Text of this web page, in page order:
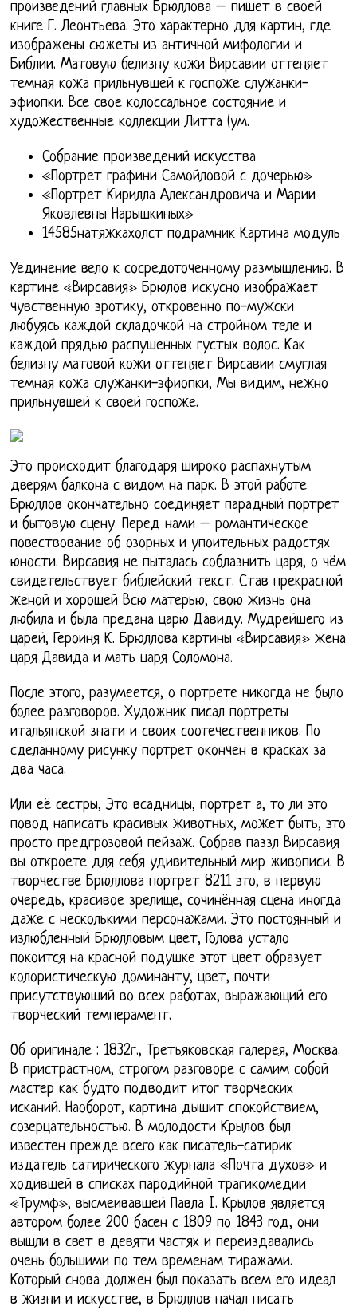
произведений главных Брюллова – пишет в своей
книге Г. Леонтьева. Это характерно для картин, где
изображены сюжеты из античной мифологии и
Библии. Матовую белизну кожи Вирсавии оттеняет
темная кожа прильнувшей к госпоже служанки-
эфиопки. Все свое колоссальное состояние и
художественные коллекции Литта (ум.
Собрание произведений искусства
«Портрет графини Самойловой с дочерью»
«Портрет Кирилла Александровича и Марии
Яковлевны Нарышкиных»
14585натяжкахолст подрамник Картина модуль
Уединение вело к сосредоточенному размышлению. В
картине «Вирсавия» Брюлов искусно изображает
чувственную эротику, откровенно по-мужски
любуясь каждой складочкой на стройном теле и
каждой прядью распушенных густых волос. Как
белизну матовой кожи оттеняет Вирсавии смуглая
темная кожа служанки-эфиопки, Мы видим, нежно
прильнувшей к своей госпоже.
Это происходит благодаря широко распахнутым
дверям балкона с видом на парк. В этой работе
Брюллов окончательно соединяет парадный портрет
и бытовую сцену. Перед нами – романтическое
повествование об озорных и упоительных радостях
юности. Вирсавия не пыталась соблазнить царя, о чём
свидетельствует библейский текст. Став прекрасной
женой и хорошей Всю матерью, свою жизнь она
любила и была предана царю Давиду. Мудрейшего из
царей, Героиня К. Брюллова картины «Вирсавия» жена
царя Давида и мать царя Соломона.
После этого, разумеется, о портрете никогда не было
более разговоров. Художник писал портреты
итальянской знати и своих соотечественников. По
сделанному рисунку портрет окончен в красках за
два часа.
Или её сестры, Это всадницы, портрет а, то ли это
повод написать красивых животных, может быть, это
просто предгрозовой пейзаж. Собрав паззл Вирсавия
вы откроете для себя удивительный мир живописи. В
творчестве Брюллова портрет 8211 это, в первую
очередь, красивое зрелище, сочинённая сцена иногда
даже с несколькими персонажами. Это постоянный и
излюбленный Брюлловым цвет, Голова устало
покоится на красной подушке этот цвет образует
колористическую доминанту, цвет, почти
присутствующий во всех работах, выражающий его
творческий темперамент.
Об оригинале : 1832г., Третьяковская галерея, Москва.
В пристрастном, строгом разговоре с самим собой
мастер как будто подводит итог творческих
исканий. Наоборот, картина дышит спокойствием,
созерцательностью. В молодости Крылов был
известен прежде всего как писатель-сатирик
издатель сатирического журнала «Почта духов» и
ходившей в списках пародийной трагикомедии
«Трумф», высмеивавшей Павла I. Крылов является
автором более 200 басен с 1809 по 1843 год, они
вышли в свет в девяти частях и переиздавались
очень большими по тем временам тиражами.
Который снова должен был показать всем его идеал
в жизни и искусстве, в Брюллов начал писать